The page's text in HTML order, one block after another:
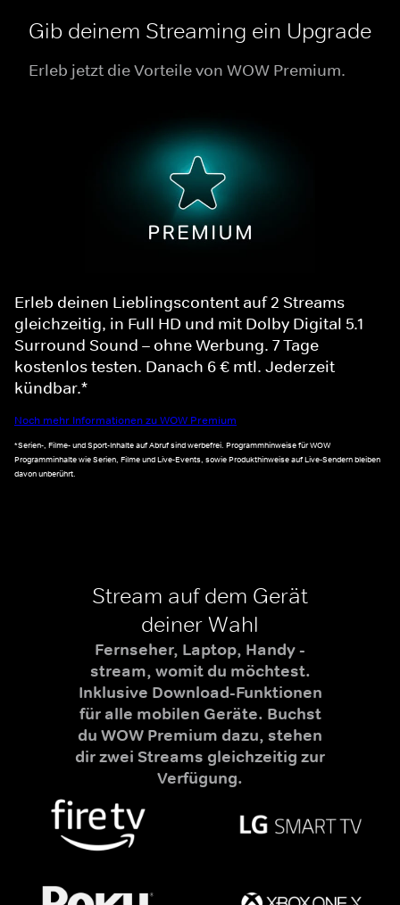
Gib deinem Streaming ein Upgrade
Erleb jetzt die Vorteile von WOW Premium.
Erleb deinen Lieblingscontent auf 2 Streams
gleichzeitig, in Full HD und mit Dolby Digital 5.1
Surround Sound – ohne Werbung. 7 Tage
kostenlos testen. Danach 6 € mtl. Jederzeit
kündbar.*
Noch mehr Informationen zu WOW Premium
*Serien-, Filme- und Sport-Inhalte auf Abruf sind werbefrei. Programmhinweise für WOW
Programminhalte wie Serien, Filme und Live-Events, sowie Produkthinweise auf Live-Sendern bleiben
davon unberührt.
Stream auf dem Gerät
deiner Wahl
Fernseher, Laptop, Handy -
stream, womit du möchtest.
Inklusive Download-Funktionen
für alle mobilen Geräte. Buchst
du WOW Premium dazu, stehen
dir zwei Streams gleichzeitig zur
Verfügung.